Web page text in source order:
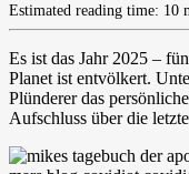
Estimated reading time: 10
Es ist das Jahr 2025 –
Planet ist entvölkert.
Plünderer das
Aufschluss über die